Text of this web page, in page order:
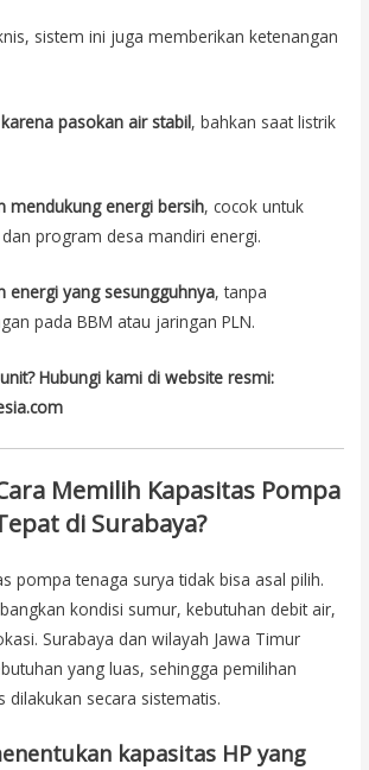
sistem ini juga memberikan ketenangan
pasokan air stabil, bahkan saat listrik
mendukung energi bersih, cocok untuk
dan program desa mandiri energi.
energi yang sesungguhnya, tanpa
pada BBM atau jaringan PLN.
Hubungi kami di website resmi:
Memilih Kapasitas Pompa
di Surabaya?
pompa tenaga surya tidak bisa asal pilih.
kondisi sumur, kebutuhan debit air,
Surabaya dan wilayah Jawa Timur
yang luas, sehingga pemilihan
dilakukan secara sistematis.
kapasitas HP yang